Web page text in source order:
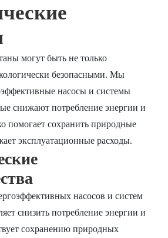
могут быть не только
безопасными. Мы
насосы и системы
снижают потребление энергии и
помогает сохранить природные
эксплуатационные расходы.
насосов и систем
снизить потребление энергии и
сохранению природных